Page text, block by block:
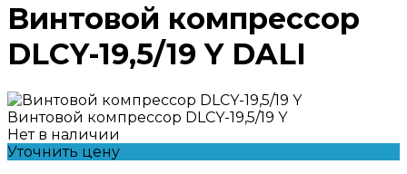
Винтовой компрессор
DLCY-19,5/19 Y DALI
Винтовой компрессор DLCY-19,5/19 Y
Нет в наличии
Уточнить цену